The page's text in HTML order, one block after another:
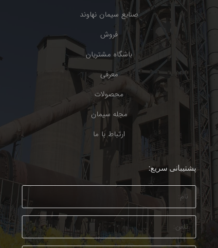
صنایع سیمان نهاوند
فروش
باشگاه مشتریان
معرفی
محصولات
مجله سیمان
ارتباط با ما
پشتیبانی سریع: